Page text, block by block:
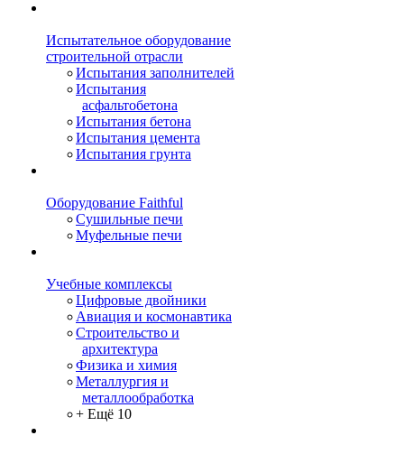
Испытательное оборудование
строительной отрасли
Испытания заполнителей
Испытания
асфальтобетона
Испытания бетона
Испытания цемента
Испытания грунта
Оборудование Faithful
Сушильные печи
Муфельные печи
Учебные комплексы
Цифровые двойники
Авиация и космонавтика
Строительство и
архитектура
Физика и химия
Металлургия и
металлообработка
+ Ещё 10